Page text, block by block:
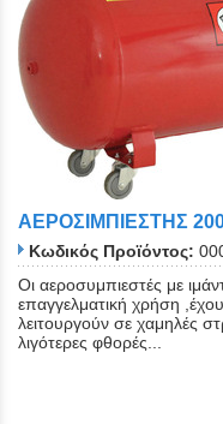
ΑΕΡΟΣΙΜΠΙΕΣΤΗΣ
Κωδικός Προϊόντος:
Οι αεροσυμπιεστές με
επαγγελματική χρήση
λειτουργούν σε χαμηλές
λιγότερες φθορές...